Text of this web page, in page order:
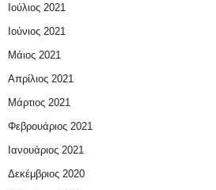
Ιούλιος 2021
Ιούνιος 2021
Μάιος 2021
Απρίλιος 2021
Μάρτιος 2021
Φεβρουάριος 2021
Ιανουάριος 2021
Δεκέμβριος 2020